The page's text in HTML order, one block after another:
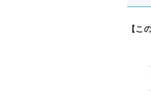
【こ